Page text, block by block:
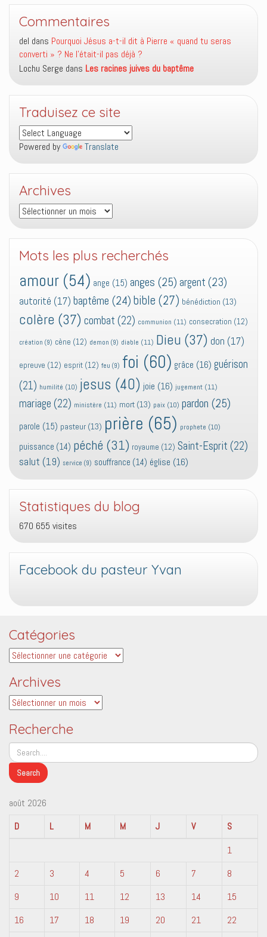
Commentaires
del dans Pourquoi Jésus a-t-il dit à Pierre « quand tu seras
converti » ? Ne l’était-il pas déjà ?
Lochu Serge dans Les racines juives du baptême
Traduisez ce site
Powered by Translate
Archives
Archives
Mots les plus recherchés
amour (54) ange (15) anges (25) argent (23)
autorité (17) baptême (24) bible (27) bénédiction (13)
colère (37) combat (22) communion (11) consecration (12)
création (9) cène (12) demon (9) diable (11) Dieu (37) don (17)
epreuve (12) esprit (12) feu (9) foi (60) grâce (16) guérison
(21) humilité (10) jesus (40) joie (16) jugement (11)
mariage (22) ministère (11) mort (13) paix (10) pardon (25)
parole (15) pasteur (13) prière (65) prophete (10)
puissance (14) péché (31) royaume (12) Saint-Esprit (22)
salut (19) service (9) souffrance (14) église (16)
Statistiques du blog
670 655 visites
Facebook du pasteur Yvan
Catégories
Catégories
Archives
Archives
Recherche
août 2026
D
L M M J V
S
1
2
3 4 5 6 7
8
9
10 11 12 13 14
15
16
17 18 19 20 21
22